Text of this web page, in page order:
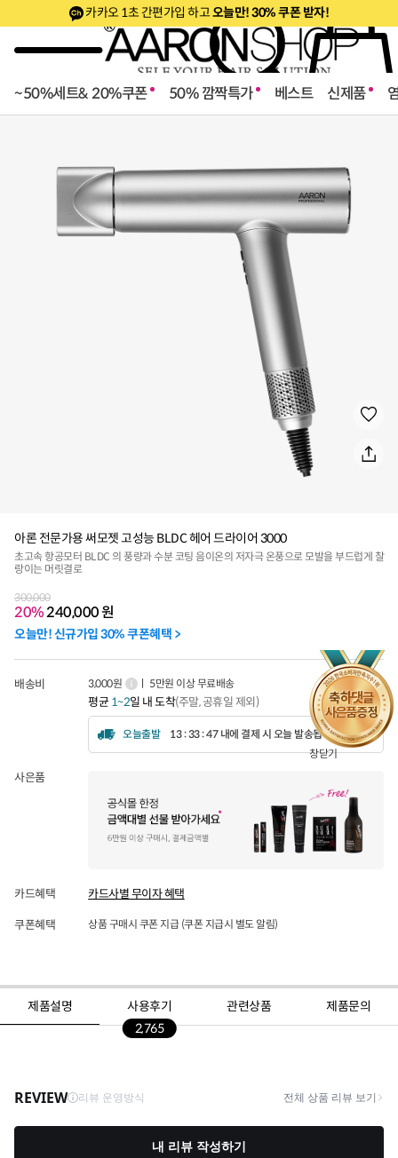
카카오 1초 간편가입 하고오늘만! 30% 쿠폰 받자!
~50%세트& 20%쿠폰 50% 깜짝특가 베스트 신제품
창닫기
아론 전문가용 써모젯 고성능 BLDC 헤어 드라이어 3000
초고속 항공모터 BLDC 의 풍량과 수분 코팅 음이온의 저자극 온풍으로 모발을 부드럽게 찰
랑이는 머릿결로
300,000
20%240,000원
오늘만! 신규가입 30% 쿠폰혜택 >
배송비 3,000원 ㅣ 5만원 이상 무료배송
평균1~2일 내 도착(주말, 공휴일 제외)
오늘출발 13 : 33 : 44 내에 결제 시 오늘 발송됩니다.
사은품
카드혜택 카드사별 무이자 혜택
쿠폰혜택 상품 구매시 쿠폰 지급 (쿠폰 지급시 별도 알림)
제품설명
사용후기
2,765
관련상품 제품문의